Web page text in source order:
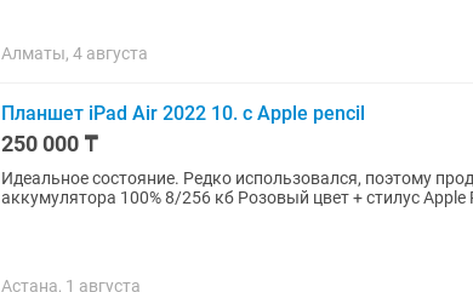
Алматы, 4 августа
Планшет iPad Air 2022 10. с Apple pencil
250 000 ₸
Идеальное состояние. Редко использовался, поэтому продаю.
аккумулятора 100% 8/256 кб Розовый цвет + стилус Apple
Астана, 1 августа